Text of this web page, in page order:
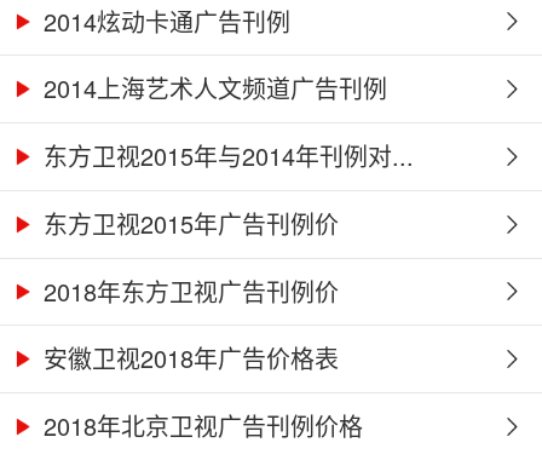
2014炫动卡通广告刊例
2014上海艺术人文频道广告刊例
东方卫视2015年与2014年刊例对...
东方卫视2015年广告刊例价
2018年东方卫视广告刊例价
安徽卫视2018年广告价格表
2018年北京卫视广告刊例价格